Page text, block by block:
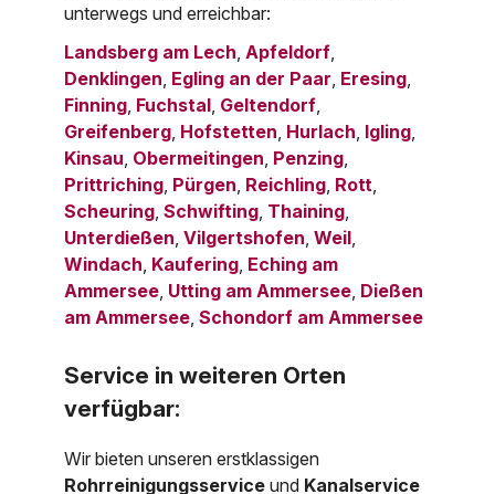
unterwegs und erreichbar:
Landsberg am Lech,Apfeldorf,
Denklingen, Egling an der Paar, Eresing,
Finning, Fuchstal, Geltendorf,
Greifenberg, Hofstetten, Hurlach, Igling,
Kinsau, Obermeitingen, Penzing,
Prittriching, Pürgen, Reichling, Rott,
Scheuring,Schwifting, Thaining,
Unterdießen,Vilgertshofen,Weil,
Windach, Kaufering, Eching am
Ammersee, Utting am Ammersee, Dießen
am Ammersee,Schondorf am Ammersee
Service in weiteren Orten
verfügbar:
Wir bieten unseren erstklassigen
Rohrreinigungsserviceund Kanalservice